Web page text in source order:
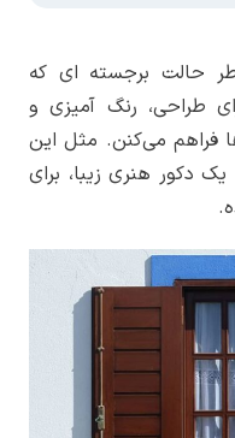
حالت برجسته ای که
طراحی، رنگ آمیزی و
فراهم می‌کنن. مثل این
دکور هنری زیبا، برای